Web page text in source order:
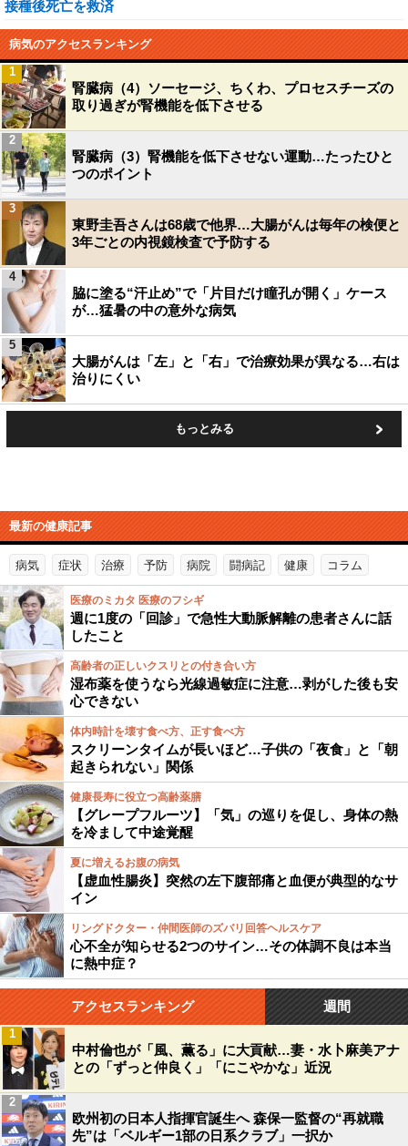
接種後死亡を救済
病気のアクセスランキング
腎臓病（4）ソーセージ、ちくわ、プロセスチーズの
取り過ぎが腎機能を低下させる
1
腎臓病（3）腎機能を低下させない運動…たったひと
つのポイント
2
東野圭吾さんは68歳で他界…大腸がんは毎年の検便と
3年ごとの内視鏡検査で予防する
3
脇に塗る“汗止め”で「片目だけ瞳孔が開く」ケース
が…猛暑の中の意外な病気
4
大腸がんは「左」と「右」で治療効果が異なる…右は
治りにくい
5
もっとみる
最新の健康記事
病気 症状 治療 予防 病院 闘病記 健康 コラム
医療のミカタ 医療のフシギ
週に1度の「回診」で急性大動脈解離の患者さんに話
したこと
高齢者の正しいクスリとの付き合い方
湿布薬を使うなら光線過敏症に注意…剥がした後も安
心できない
体内時計を壊す食べ方、正す食べ方
スクリーンタイムが長いほど…子供の「夜食」と「朝
起きられない」関係
健康長寿に役立つ高齢薬膳
【グレープフルーツ】「気」の巡りを促し、身体の熱
を冷まして中途覚醒
夏に増えるお腹の病気
【虚血性腸炎】突然の左下腹部痛と血便が典型的なサ
イン
リングドクター・仲間医師のズバリ回答ヘルスケア
心不全が知らせる2つのサイン…その体調不良は本当
に熱中症？
アクセスランキング 週間
中村倫也が「風、薫る」に大貢献…妻・水卜麻美アナ
との「ずっと仲良く」「にこやかな」近況
1
欧州初の日本人指揮官誕生へ 森保一監督の“再就職
先”は「ベルギー1部の日系クラブ」一択か
2